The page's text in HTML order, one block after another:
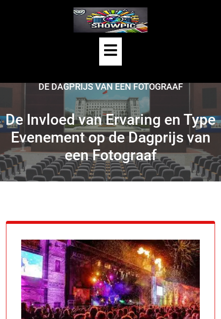
Open
Button
DE DAGPRIJS VAN EEN FOTOGRAAF
De Invloed van Ervaring en Type
Evenement op de Dagprijs van
een Fotograaf